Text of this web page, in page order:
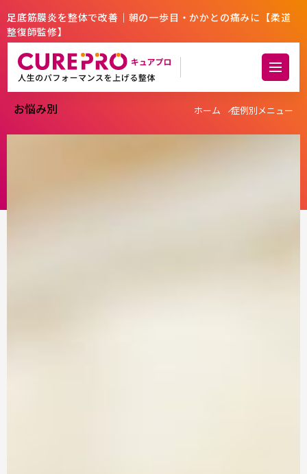
お悩み別 ホーム 症例別メニュー
足底筋膜炎を整体で改善｜朝の一歩目・かかとの痛みに【柔道
整復師監修】